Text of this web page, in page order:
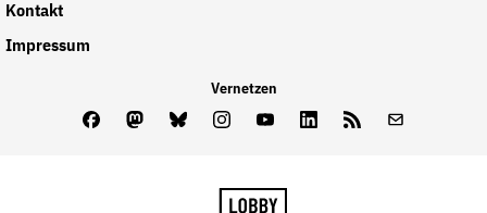
Kontakt
Impressum
Vernetzen
FacebookMastodon
BlueskyInstagram
YoutubeLinkedInFeed